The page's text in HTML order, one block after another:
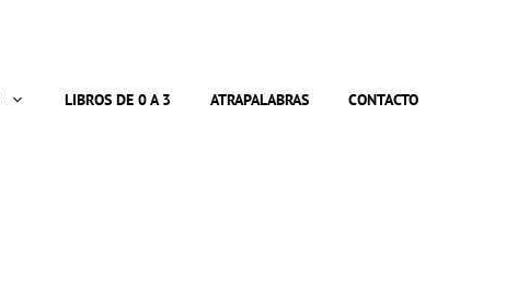
LIBROS DE 0 A 3 ATRAPALABRAS CONTACTO